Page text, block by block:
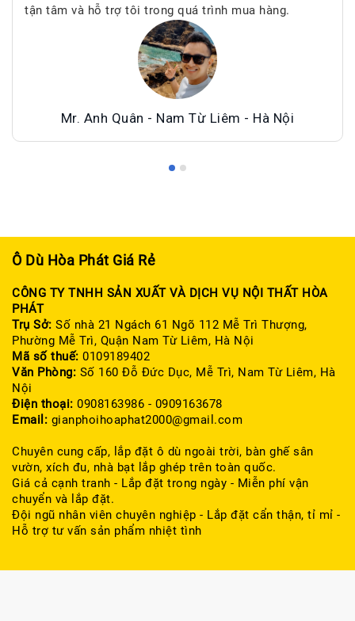
tận tâm và hỗ trợ tôi trong quá trình mua hàng.
Mr. Anh Quân - Nam Từ Liêm - Hà Nội
Ô Dù Hòa Phát Giá Rẻ
CÔNG TY TNHH SẢN XUẤT VÀ DỊCH VỤ NỘI THẤT HÒA
PHÁT
Trụ Sở: Số nhà 21 Ngách 61 Ngõ 112 Mễ Trì Thượng,
Phường Mễ Trì, Quận Nam Từ Liêm, Hà Nội
Mã số thuế: 0109189402
Văn Phòng: Số 160 Đỗ Đức Dục, Mễ Trì, Nam Từ Liêm, Hà
Nội
Điện thoại: 0908163986 - 0909163678
Email: gianphoihoaphat2000@gmail.com
Chuyên cung cấp, lắp đặt ô dù ngoài trời, bàn ghế sân
vườn, xích đu, nhà bạt lắp ghép trên toàn quốc.
Giá cả cạnh tranh - Lắp đặt trong ngày - Miễn phí vận
chuyển và lắp đặt.
Đội ngũ nhân viên chuyên nghiệp - Lắp đặt cẩn thận, tỉ mỉ -
Hỗ trợ tư vấn sản phẩm nhiệt tình